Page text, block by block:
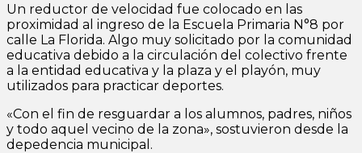
Un reductor de velocidad fue colocado en las
proximidad al ingreso de la Escuela Primaria N°8 por
calle La Florida. Algo muy solicitado por la comunidad
educativa debido a la circulación del colectivo frente
a la entidad educativa y la plaza y el playón, muy
utilizados para practicar deportes.
«Con el fin de resguardar a los alumnos, padres, niños
y todo aquel vecino de la zona», sostuvieron desde la
depedencia municipal.